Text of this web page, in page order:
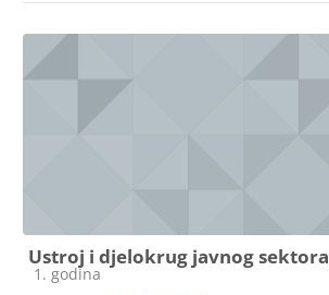
Ustroj i djelokrug javnog sektora
Kategorija e-kolegija
1. godina